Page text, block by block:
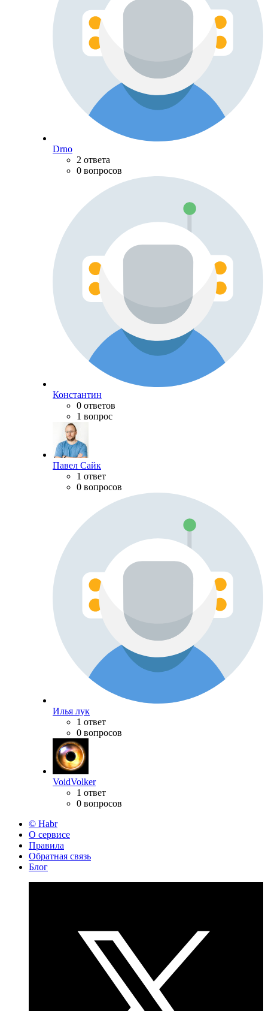
Drno
2 ответа
0 вопросов
Константин
0 ответов
1 вопрос
Павел Сайк
1 ответ
0 вопросов
Илья лук
1 ответ
0 вопросов
VoidVolker
1 ответ
0 вопросов
© Habr
О сервисе
Правила
Обратная связь
Блог